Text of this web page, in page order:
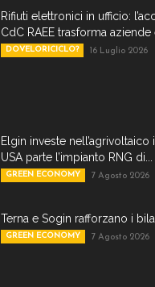
Rifiuti elettronici in ufficio:
CdC RAEE trasforma aziende
DOVELORICICLO? 16 Luglio 2026
Elgin investe
USA parte l’impianto RNG di...
GREEN ECONOMY 7 Agosto 2026
Terna e Sogin rafforzano i
GREEN ECONOMY 7 Agosto 2026